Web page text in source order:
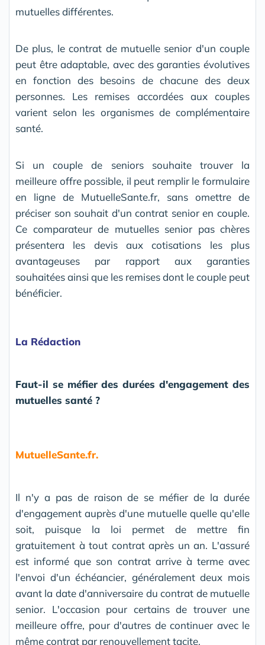
mutuelles différentes.
De plus, le contrat de mutuelle senior d'un couple
peut être adaptable, avec des garanties évolutives
en fonction des besoins de chacune des deux
personnes. Les remises accordées aux couples
varient selon les organismes de complémentaire
santé.
Si un couple de seniors souhaite trouver la
meilleure offre possible, il peut remplir le formulaire
en ligne de MutuelleSante.fr, sans omettre de
préciser son souhait d'un contrat senior en couple.
Ce comparateur de mutuelles senior pas chères
présentera les devis aux cotisations les plus
avantageuses par rapport aux garanties
souhaitées ainsi que les remises dont le couple peut
bénéficier.
La Rédaction
Faut-il se méfier des durées d'engagement des
mutuelles santé ?
MutuelleSante.fr.
Il n'y a pas de raison de se méfier de la durée
d'engagement auprès d'une mutuelle quelle qu'elle
soit, puisque la loi permet de mettre fin
gratuitement à tout contrat après un an. L'assuré
est informé que son contrat arrive à terme avec
l'envoi d'un échéancier, généralement deux mois
avant la date d'anniversaire du contrat de mutuelle
senior. L'occasion pour certains de trouver une
meilleure offre, pour d'autres de continuer avec le
même contrat par renouvellement tacite.